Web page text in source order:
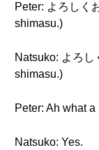
Peter: よろしく
shimasu.)
Natsuko: よろ
shimasu.)
Peter: Ah what
Natsuko: Yes.